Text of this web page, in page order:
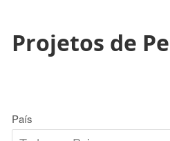
Projetos de
País